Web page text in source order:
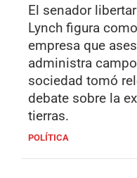
El senador
Lynch figura
empresa que
administra
sociedad tomó
debate sobre la
tierras.
POLÍTICA